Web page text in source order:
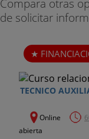
Enfermera.
Hospital
Enfermera.
de solicitar
TECNICO
Online
abierta